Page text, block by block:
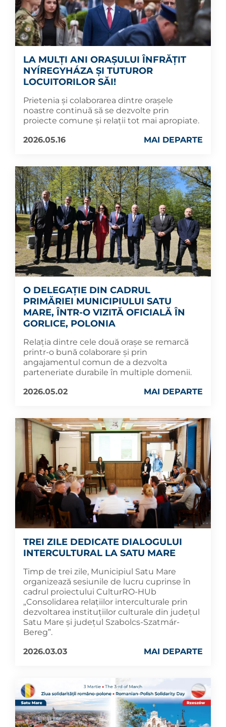
LA MULȚI ANI ORAȘULUI ÎNFRĂȚIT
NYÍREGYHÁZA ȘI TUTUROR
LOCUITORILOR SĂI!
Prietenia și colaborarea dintre orașele
noastre continuă să se dezvolte prin
proiecte comune și relații tot mai apropiate.
2026.05.16
MAI DEPARTE
O DELEGAȚIE DIN CADRUL
PRIMĂRIEI MUNICIPIULUI SATU
MARE, ÎNTR-O VIZITĂ OFICIALĂ ÎN
GORLICE, POLONIA
Relația dintre cele două orașe se remarcă
printr-o bună colaborare și prin
angajamentul comun de a dezvolta
parteneriate durabile în multiple domenii.
2026.05.02
MAI DEPARTE
TREI ZILE DEDICATE DIALOGULUI
INTERCULTURAL LA SATU MARE
Timp de trei zile, Municipiul Satu Mare
organizează sesiunile de lucru cuprinse în
cadrul proiectului CulturRO-HUb
„Consolidarea relațiilor interculturale prin
dezvoltarea instituțiilor culturale din județul
Satu Mare și județul Szabolcs-Szatmár-
Bereg”.
2026.03.03
MAI DEPARTE